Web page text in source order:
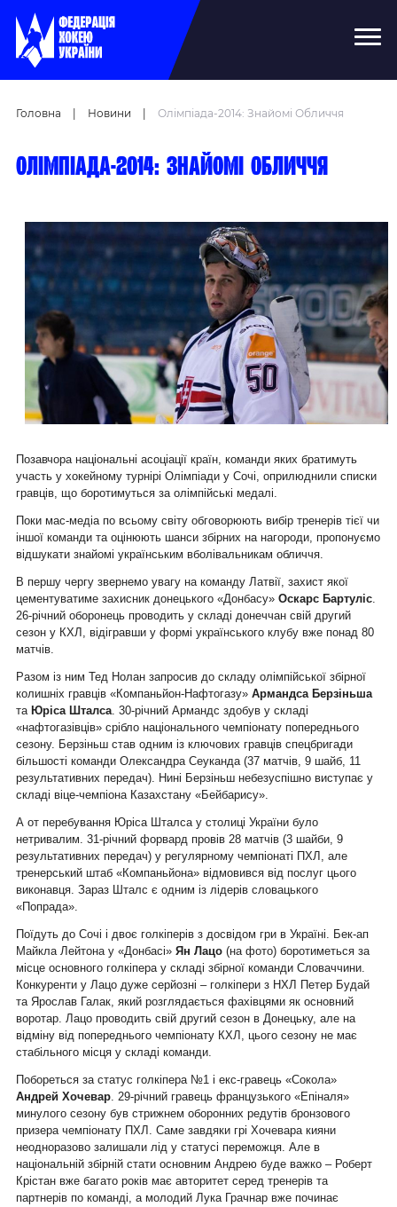
Головна Новини Олімпіада-2014: Знайомі Обличчя
Олімпіада-2014: знайомі обличчя
Позавчора національні асоціації країн, команди яких братимуть
участь у хокейному турнірі Олімпіади у Сочі, оприлюднили списки
гравців, що боротимуться за олімпійські медалі.
Поки мас-медіа по всьому світу обговорюють вибір тренерів тієї чи
іншої команди та оцінюють шанси збірних на нагороди, пропонуємо
відшукати знайомі українським вболівальникам обличчя.
В першу чергу звернемо увагу на команду Латвії, захист якої
цементуватиме захисник донецького «Донбасу» Оскарс Бартуліс.
26-річний оборонець проводить у складі донеччан свій другий
сезон у КХЛ, відігравши у формі українського клубу вже понад 80
матчів.
Разом із ним Тед Нолан запросив до складу олімпійської збірної
колишніх гравців «Компаньйон-Нафтогазу» Армандса Берзіньша
та Юріса Шталса. 30-річний Армандс здобув у складі
«нафтогазівців» срібло національного чемпіонату попереднього
сезону. Берзіньш став одним із ключових гравців спецбригади
більшості команди Олександра Сеуканда (37 матчів, 9 шайб, 11
результативних передач). Нині Берзіньш небезуспішно виступає у
складі віце-чемпіона Казахстану «Бейбарису».
А от перебування Юріса Шталса у столиці України було
нетривалим. 31-річний форвард провів 28 матчів (3 шайби, 9
результативних передач) у регулярному чемпіонаті ПХЛ, але
тренерський штаб «Компаньйона» відмовився від послуг цього
виконавця. Зараз Шталс є одним із лідерів словацького
«Попрада».
Поїдуть до Сочі і двоє голкіперів з досвідом гри в Україні. Бек-ап
Майкла Лейтона у «Донбасі» Ян Лацо (на фото) боротиметься за
місце основного голкіпера у складі збірної команди Словаччини.
Конкуренти у Лацо дуже серйозні – голкіпери з НХЛ Петер Будай
та Ярослав Галак, який розглядається фахівцями як основний
воротар. Лацо проводить свій другий сезон в Донецьку, але на
відміну від попереднього чемпіонату КХЛ, цього сезону не має
стабільного місця у складі команди.
Побореться за статус голкіпера №1 і екс-гравець «Сокола»
Андрей Хочевар. 29-річний гравець французького «Епіналя»
минулого сезону був стрижнем оборонних редутів бронзового
призера чемпіонату ПХЛ. Саме завдяки грі Хочевара кияни
неодноразово залишали лід у статусі переможця. Але в
національній збірній стати основним Андрею буде важко – Роберт
Крістан вже багато років має авторитет серед тренерів та
партнерів по команді, а молодий Лука Грачнар вже починає